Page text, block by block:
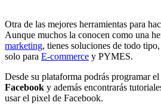
Otra de las mejores herramientas para
Aunque muchos la conocen como una
marketing, tienes soluciones de todo
solo para E-commerce y PYMES.
Desde su plataforma podrás programar el
Facebook y además encontrarás
usar el pixel de Facebook.